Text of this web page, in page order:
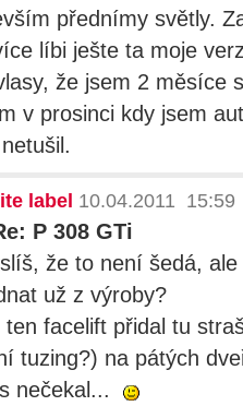
přednímy světly.
líbi ješte ta moje
že jsem 2 měsíce
v prosinci kdy jsem
label 10.04.2011 15:59
P 308 GTi
že to není šedá,
už z výroby?
facelift přidal tu
tuzing?) na pátých
nečekal...